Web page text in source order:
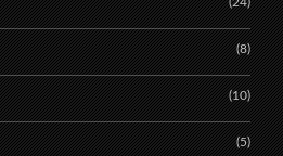
(8)
(10)
(5)